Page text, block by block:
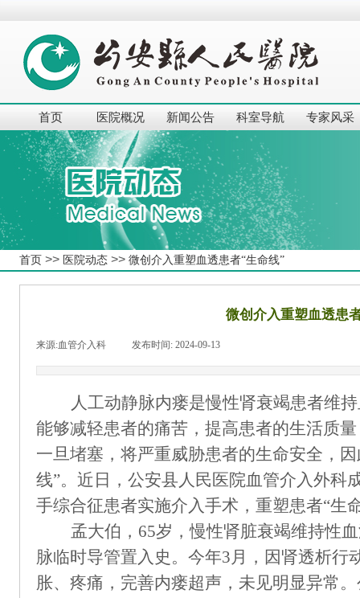
首页 医院概况 新闻公告 科室导航 专家风采
首页 >> 医院动态 >> 微创介入重塑血透患者“生命线”
微创介入重塑血透患
来源:血管介入科 发布时间: 2024-09-13
人工动静脉内瘘是慢性肾衰竭患者维
能够减轻患者的痛苦，提高患者的生活质
一旦堵塞，将严重威胁患者的生命安全，
线”。近日，公安县人民医院血管介入外科
手综合征患者实施介入手术，重塑患者“生
孟大伯， 65岁，慢性肾脏衰竭维持性
脉临时导管置入史。今年3月，因肾透析行
胀、疼痛，完善内瘘超声，未见明显异常